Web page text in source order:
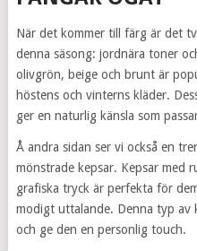
När det kommer till färg är det
denna säsong: jordnära toner
olivgrön, beige och brunt är
höstens och vinterns kläder.
ger en naturlig känsla som
Å andra sidan ser vi också en
mönstrade kepsar. Kepsar med
grafiska tryck är perfekta för
modigt uttalande. Denna typ av
och ge den en personlig touch.